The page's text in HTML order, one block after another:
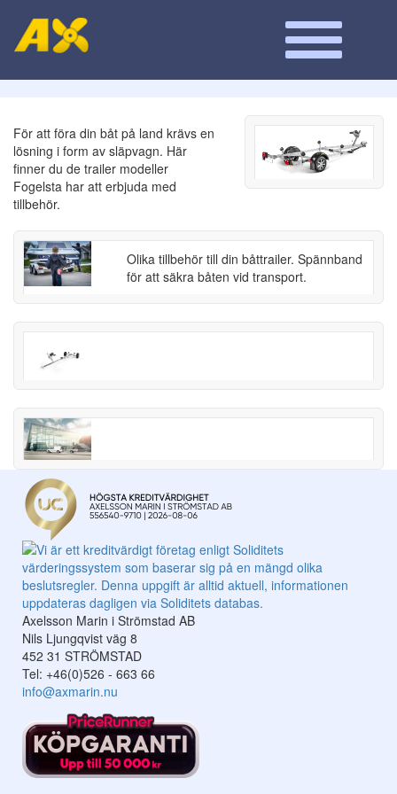
För att föra din båt på land krävs en
lösning i form av släpvagn. Här
finner du de trailer modeller
Fogelsta har att erbjuda med
tillbehör.
Olika tillbehör till din båttrailer. Spännband
för att säkra båten vid transport.
Axelsson Marin i Strömstad AB
Nils Ljungqvist väg 8
452 31 STRÖMSTAD
Tel: +46(0)526 - 663 66
info@axmarin.nu